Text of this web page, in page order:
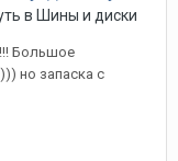
в Шины и диски
Большое
но запаска с